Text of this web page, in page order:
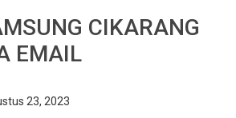
CIKARANG
EMAIL
23, 2023